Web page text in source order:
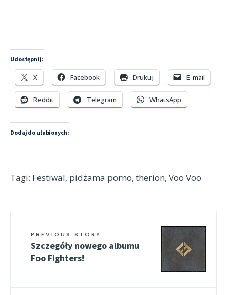
Udostępnij:
X Facebook Drukuj E-mail
Reddit Telegram WhatsApp
Dodaj do ulubionych:
Tagi: Festiwal, pidżama porno, therion, Voo Voo
PREVIOUS STORY
Szczegóły nowego albumu
Foo Fighters!